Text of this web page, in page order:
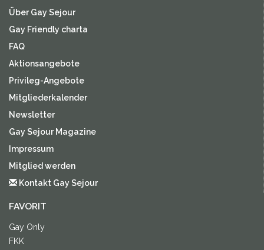
Über Gay Sejour
Gay Friendly charta
FAQ
Aktionsangebote
Privileg-Angebote
Mitgliederkalender
Newsletter
Gay Sejour Magazine
Impressum
Mitglied werden
Kontakt Gay Sejour
FAVORIT
Gay Only
FKK